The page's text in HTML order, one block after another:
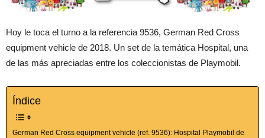
Hoy le toca el turno a la referencia 9536, German Red Cross
equipment vehicle de 2018. Un set de la temática Hospital, una
de las más apreciadas entre los coleccionistas de Playmobil.
Índice
German Red Cross equipment vehicle (ref. 9536): Hospital Playmobil de